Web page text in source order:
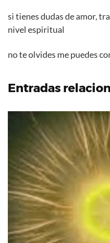
si tienes dudas de amor,
nivel espiritual
no te olvides me puedes
Entradas